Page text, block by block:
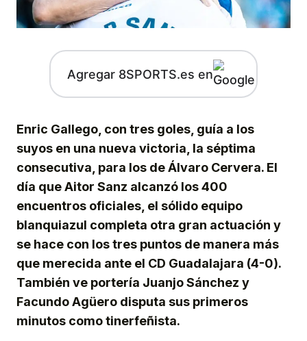
Agregar 8SPORTS.es en
Enric Gallego, con tres goles, guía a los
suyos en una nueva victoria, la séptima
consecutiva, para los de Álvaro Cervera. El
día que Aitor Sanz alcanzó los 400
encuentros oficiales, el sólido equipo
blanquiazul completa otra gran actuación y
se hace con los tres puntos de manera más
que merecida ante el CD Guadalajara (4-0).
También ve portería Juanjo Sánchez y
Facundo Agüero disputa sus primeros
minutos como tinerfeñista.